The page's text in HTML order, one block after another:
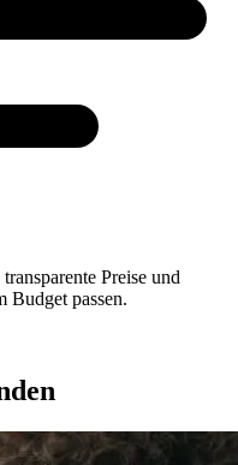
Preise und
Budget passen.